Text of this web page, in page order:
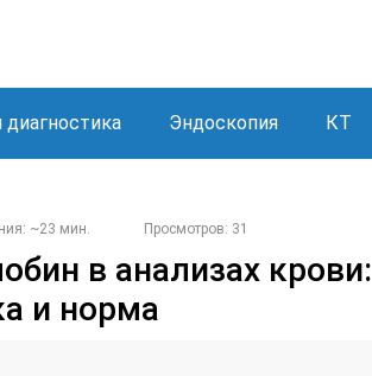
Эндоскопия КТ
~23 мин. Просмотров: 31
в анализах крови:
и норма